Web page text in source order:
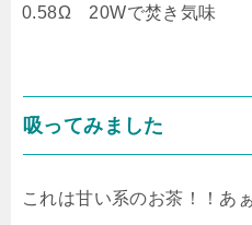
0.58Ω 20Wで焚き気味
吸ってみました
これは甘い系のお茶！！あ